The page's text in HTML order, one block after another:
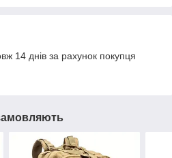
14 днів за рахунок покупця